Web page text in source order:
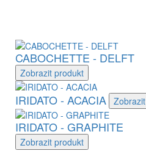
CABOCHETTE - DELFT
Zobrazit produkt
IRIDATO - ACACIA Zobrazit
IRIDATO - GRAPHITE
Zobrazit produkt